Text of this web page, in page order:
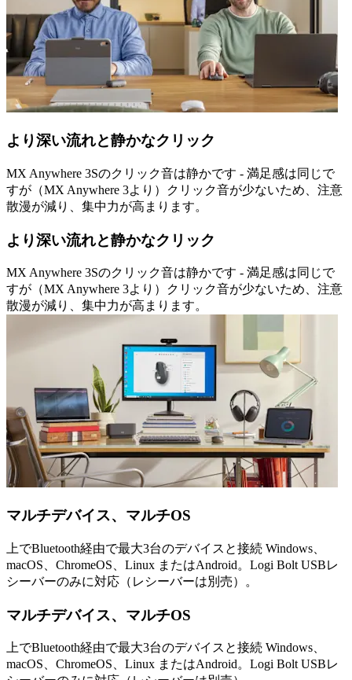
より深い流れと静かなクリック
MX Anywhere 3Sのクリック音は静かです - 満足感は同じで
すが（MX Anywhere 3より）クリック音が少ないため、注意
散漫が減り、集中力が高まります。
より深い流れと静かなクリック
MX Anywhere 3Sのクリック音は静かです - 満足感は同じで
すが（MX Anywhere 3より）クリック音が少ないため、注意
散漫が減り、集中力が高まります。
マルチデバイス、マルチOS
上でBluetooth経由で最大3台のデバイスと接続 Windows、
macOS、ChromeOS、Linux またはAndroid。Logi Bolt USBレ
シーバーのみに対応（レシーバーは別売）。
マルチデバイス、マルチOS
上でBluetooth経由で最大3台のデバイスと接続 Windows、
macOS、ChromeOS、Linux またはAndroid。Logi Bolt USBレ